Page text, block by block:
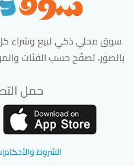
سوق محلي ذكي لبيع وشراء كل
بالصور، تصفّح حسب الفئات
حمل
الشروط والأحكام|